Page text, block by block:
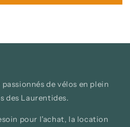
de vélos en plein
des Laurentides.
pour l'achat, la location